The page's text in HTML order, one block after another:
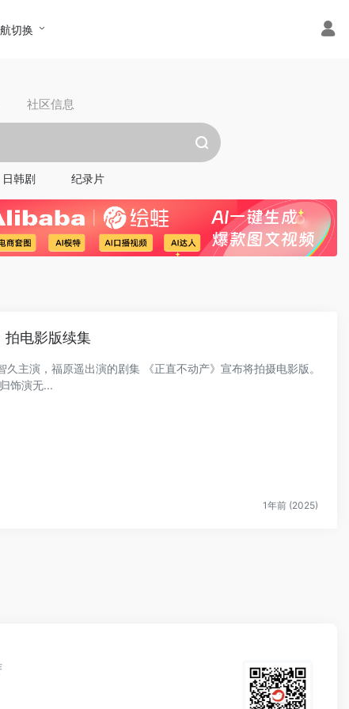
切换
社区信息
日韩剧 纪录片
拍电影版续集
主演，福原遥出演的剧集 《正直不动产》宣布将拍摄电影版。
饰演无...
1年前 (2025)